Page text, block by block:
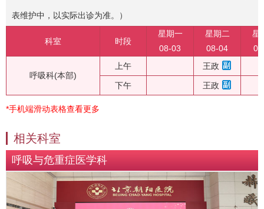
表维护中，以实际出诊为准。）
科室 时段
星期一
08-03
星期二
08-04
星
呼吸科(本部)
上午 王政
下午 王政
*手机端滑动表格查看更多
相关科室
呼吸与危重症医学科